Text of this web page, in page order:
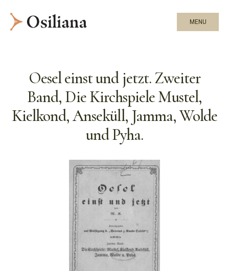
MENU
Oesel einst und jetzt. Zweiter
Band, Die Kirchspiele Mustel,
Kielkond, Anseküll, Jamma, Wolde
und Pyha.